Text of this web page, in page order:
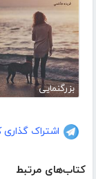
بزرگنمایی
اشتراک گذاری
کتاب‌های مرتبط